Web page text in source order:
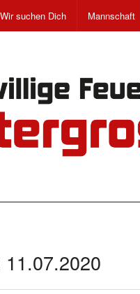
Wir suchen Dich Mannschaft